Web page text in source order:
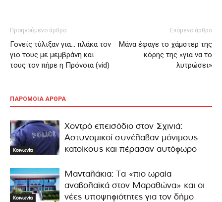
Προηγούμενο άρθρο
Γονείς τύλιξαν για… πλάκα τον
γιο τους με μεμβράνη και
τους τον πήρε η Πρόνοια (vid)
Επόμενο άρθρο
Μάνα έφαγε το χάμστερ της
κόρης της «για να το
λυτρώσει»
ΠΑΡΟΜΟΙΑ ΑΡΘΡΑ
Κοινωνία
Χοντρό επεισόδιο στον Σχινιά:
Αστυνομικοί συνέλαβαν μόνιμους
κατοίκους και πέρασαν αυτόφωρο
Κοινωνία
Μανταλάκια: Τα «πιο ωραία
αναβολαϊκά στον Μαραθώνα» και οι
νέες υποψηφιότητες για τον δήμο